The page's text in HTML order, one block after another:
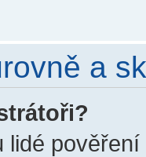
a
lidé